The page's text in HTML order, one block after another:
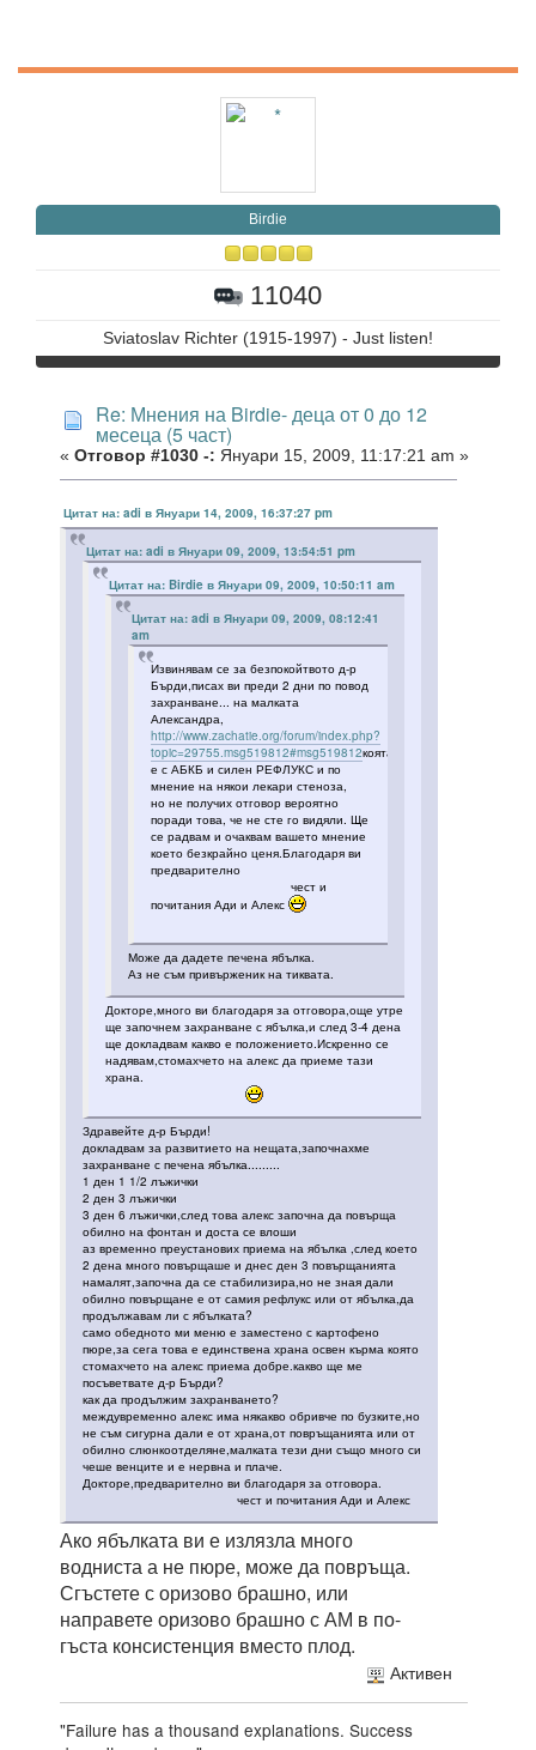
Birdie
11040
Sviatoslav Richter (1915-1997) - Just listen!
Re: Мнения на Birdie- деца от 0 до 12
месеца (5 част)
« Отговор #1030 -: Януари 15, 2009, 11:17:21 am »
Цитат на: adi в Януари 14, 2009, 16:37:27 pm
Цитат на: adi в Януари 09, 2009, 13:54:51 pm
Цитат на: Birdie в Януари 09, 2009, 10:50:11 am
Цитат на: adi в Януари 09, 2009, 08:12:41
am
Извинявам се за безпокойтвото д-р
Бърди,писах ви преди 2 дни по повод
захранване... на малката
Александра,
http://www.zachatie.org/forum/index.php?
topic=29755.msg519812#msg519812коята
е с АБКБ и силен РЕФЛУКС и по
мнение на някои лекари стеноза,
но не получих отговор вероятно
поради това, че не сте го видяли. Ще
се радвам и очаквам вашето мнение
което безкрайно ценя.Благодаря ви
предварително
чест и
почитания Ади и Алекс
Може да дадете печена ябълка.
Аз не съм привърженик на тиквата.
Докторе,много ви благодаря за отговора,още утре
ще започнем захранване с ябълка,и след 3-4 дена
ще докладвам какво е положението.Искренно се
надявам,стомахчето на алекс да приеме тази
храна.
Здравейте д-р Бърди!
докладвам за развитието на нещата,започнахме
захранване с печена ябълка.........
1 ден 1 1/2 лъжички
2 ден 3 лъжички
3 ден 6 лъжички,след това алекс започна да повърща
обилно на фонтан и доста се влоши
аз временно преустанових приема на ябълка ,след което
2 дена много повърщаше и днес ден 3 повърщанията
намалят,започна да се стабилизира,но не зная дали
обилно повърщане е от самия рефлукс или от ябълка,да
продължавам ли с ябълката?
само обедното ми меню е заместено с картофено
пюре,за сега това е единствена храна освен кърма която
стомахчето на алекс приема добре.какво ще ме
посъветвате д-р Бърди?
как да продължим захранването?
междувременно алекс има някакво обривче по бузките,но
не съм сигурна дали е от храна,от повръщанията или от
обилно слюнкоотделяне,малката тези дни също много си
чеше венците и е нервна и плаче.
Докторе,предварително ви благодаря за отговора.
чест и почитания Ади и Алекс
Ако ябълката ви е излязла много
водниста а не пюре, може да повръща.
Сгъстете с оризово брашно, или
направете оризово брашно с АМ в по-
гъста консистенция вместо плод.
Активен
"Failure has a thousand explanations. Success